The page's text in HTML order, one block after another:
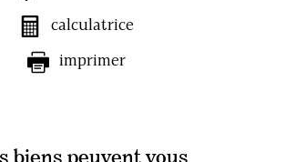
calculatrice
imprimer
biens peuvent vous